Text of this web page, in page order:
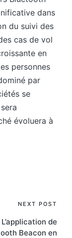
dans
du suivi des
cas de vol
en
personnes
par
se
évoluera à
NEXT POST
L’application de
Beacon en